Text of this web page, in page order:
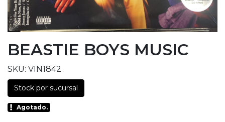
BEASTIE BOYS MUSIC
SKU: VIN1842
Stock por sucursal
Agotado.